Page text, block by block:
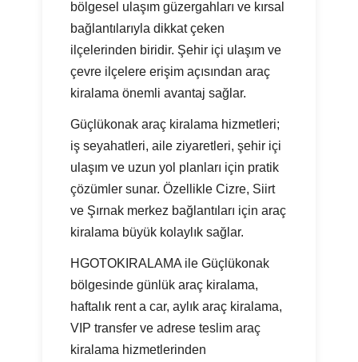
bölgesel ulaşım güzergahları ve kırsal
bağlantılarıyla dikkat çeken
ilçelerinden biridir. Şehir içi ulaşım ve
çevre ilçelere erişim açısından araç
kiralama önemli avantaj sağlar.
Güçlükonak araç kiralama hizmetleri;
iş seyahatleri, aile ziyaretleri, şehir içi
ulaşım ve uzun yol planları için pratik
çözümler sunar. Özellikle Cizre, Siirt
ve Şırnak merkez bağlantıları için araç
kiralama büyük kolaylık sağlar.
HGOTOKIRALAMA ile Güçlükonak
bölgesinde günlük araç kiralama,
haftalık rent a car, aylık araç kiralama,
VIP transfer ve adrese teslim araç
kiralama hizmetlerinden